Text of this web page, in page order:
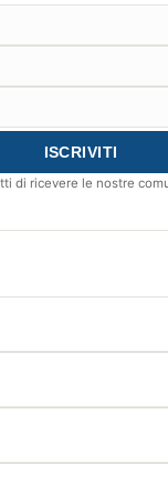
di ricevere le nostre